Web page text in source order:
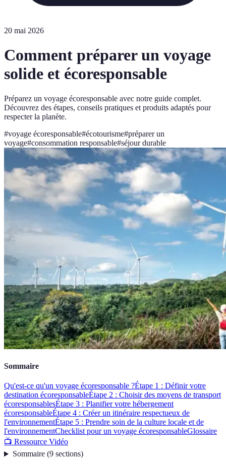
20 mai 2026
Comment préparer un voyage
solide et écoresponsable
Préparez un voyage écoresponsable avec notre guide complet.
Découvrez des étapes, conseils pratiques et produits adaptés pour
respecter la planète.
#voyage écoresponsable#écotourisme#préparer un
voyage#consommation responsable#séjour durable
Sommaire
Qu'est-ce qu'un voyage écoresponsable ?Étape 1 : Définir votre
destination écoresponsableÉtape 2 : Choisir des moyens de transport
écoresponsablesÉtape 3 : Planifier votre hébergement
écoresponsableÉtape 4 : Créer un itinéraire respectueux de
l'environnementÉtape 5 : Prendre soin de la culture locale et de
l'environnementChecklist pour un voyage écoresponsableGlossaire
📺 Ressource Vidéo
Sommaire(9 sections)